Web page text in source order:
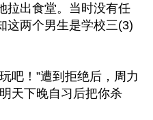
拉出食堂。当时没有任
这两个男生是学校三(3)
吧！”遭到拒绝后，周力
天下晚自习后把你杀